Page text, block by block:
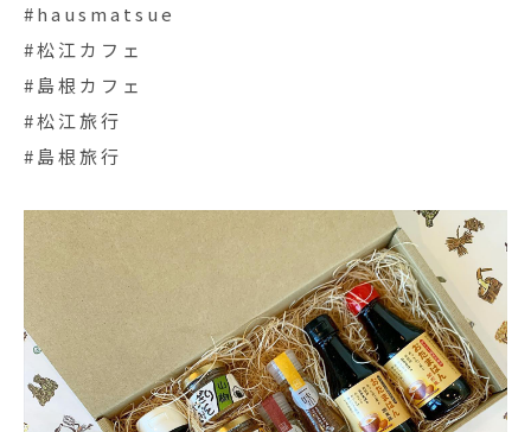
#hausmatsue
#松江カフェ
#島根カフェ
#松江旅行
#島根旅行